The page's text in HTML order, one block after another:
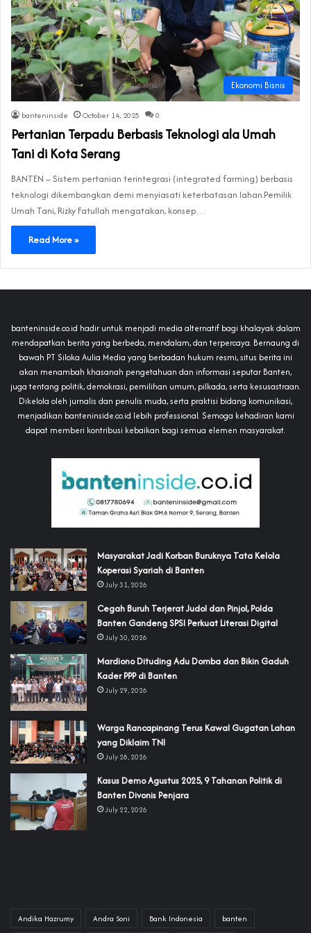
Ekonomi Bisnis
banteninside October 14, 2025 0
Pertanian Terpadu Berbasis Teknologi‎ ala Umah
Tani di Kota Serang
‎BANTEN – Sistem pertanian terintegrasi (integrated farming) berbasis
teknologi dikembangkan demi menyiasati keterbatasan lahan.‎‎Pemilik
Umah Tani, Rizky Fatullah mengatakan, konsep…
Read More »
banteninside.co.id hadir untuk menjadi media alternatif bagi khalayak dalam
mendapatkan berita yang berbeda, mendalam, dan terpercaya. Bernaung di
bawah PT Siloka Aulia Media yang berbadan hukum resmi, situs berita ini
akan menambah khasanah pengetahuan dan informasi seputar Banten,
juga tentang politik, demokrasi, pemilihan umum, pilkada, serta kesusastraan.
Dikelola oleh jurnalis dan penulis muda, serta praktisi bidang komunikasi,
menjadikan banteninside.co.id lebih professional. Semoga kehadiran kami
dapat memberi kontribusi kebaikan bagi semua elemen masyarakat.
‎Masyarakat Jadi Korban Buruknya Tata Kelola
Koperasi Syariah di Banten
July 31, 2026
Cegah Buruh Terjerat Judol dan Pinjol, Polda
Banten Gandeng SPSI Perkuat Literasi Digital
July 30, 2026
‎Mardiono Dituding Adu Domba dan Bikin Gaduh
Kader PPP di Banten
July 29, 2026
‎Warga Rancapinang Terus Kawal Gugatan Lahan
yang Diklaim TNI‎‎
July 28, 2026
‎Kasus Demo Agustus 2025, 9 Tahanan Politik di
Banten Divonis Penjara
July 22, 2026
Andika Hazrumy Andra Soni Bank Indonesia banten